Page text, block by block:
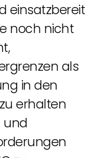
einsatzbereit
noch nicht
als
in den
erhalten
und